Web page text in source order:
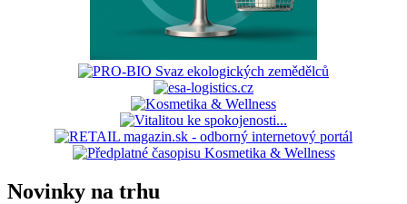
Novinky na trhu